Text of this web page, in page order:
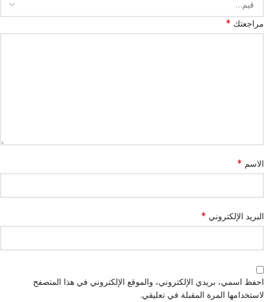
مراجعتك *
الاسم *
البريد الإلكتروني *
احفظ اسمي، بريدي الإلكتروني، والموقع الإلكتروني في هذا المتصفح
لاستخدامها المرة المقبلة في تعليقي.